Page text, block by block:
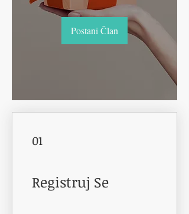
Postani Član
01
Registruj Se